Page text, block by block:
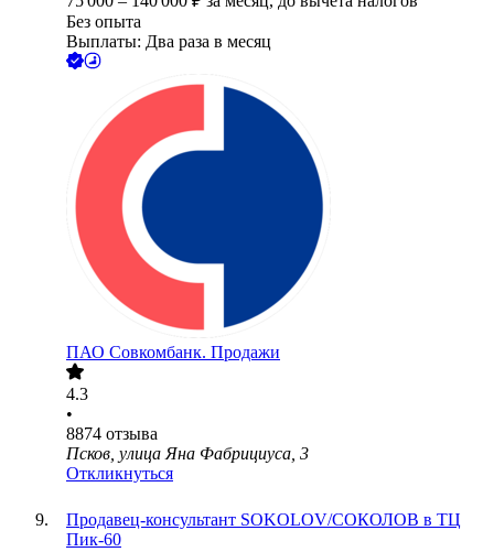
Без опыта
Выплаты: Два раза в месяц
ПАО Совкомбанк. Продажи
4.3
•
8874 отзыва
Псков, улица Яна Фабрициуса, 3
Откликнуться
Продавец-консультант SOKOLOV/СОКОЛОВ в ТЦ
Пик-60